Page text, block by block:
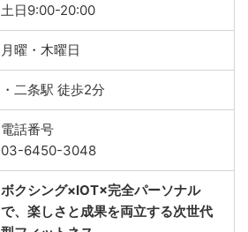
土日9:00-20:00
月曜・木曜日
・二条駅 徒歩2分
電話番号
03-6450-3048
ボクシング×IOT×完全パーソナル
で、楽しさと成果を両立する次世代